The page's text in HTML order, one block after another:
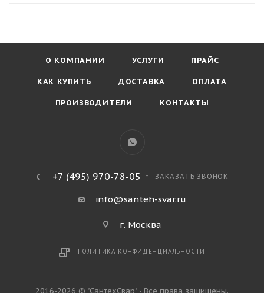
О КОМПАНИИ УСЛУГИ ПРАЙС
КАК КУПИТЬ ДОСТАВКА ОПЛАТА
ПРОИЗВОДИТЕЛИ КОНТАКТЫ
+7 (495) 970-78-05 ЗАКАЗАТЬ ЗВОНОК
info@santeh-svar.ru
г. Москва
ПОЛИТИКА КОНФИДЕНЦИАЛЬНОСТИ
2016-2026 © "СантехСвар" - Все права защищены.